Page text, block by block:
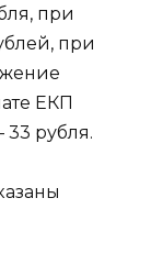
при
при
ЕКП
рубля.